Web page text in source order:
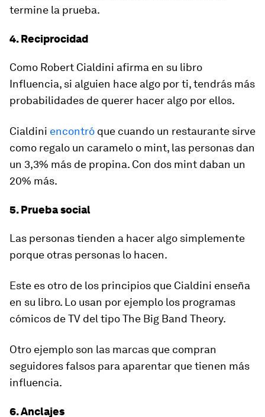
termine la prueba.
4. Reciprocidad
Como Robert Cialdini afirma en su libro
Influencia, si alguien hace algo por ti, tendrás más
probabilidades de querer hacer algo por ellos.
Cialdini encontró que cuando un restaurante sirve
como regalo un caramelo o mint, las personas dan
un 3,3% más de propina. Con dos mint daban un
20% más.
5. Prueba social
Las personas tienden a hacer algo simplemente
porque otras personas lo hacen.
Este es otro de los principios que Cialdini enseña
en su libro. Lo usan por ejemplo los programas
cómicos de TV del tipo The Big Band Theory.
Otro ejemplo son las marcas que compran
seguidores falsos para aparentar que tienen más
influencia.
6. Anclajes